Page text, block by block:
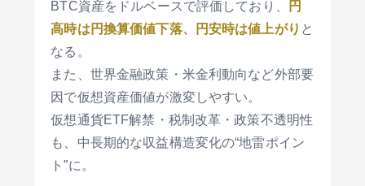
BTC資産をドルベースで評価しており、
円
高時は円換算価値下落、円安時は値上がり と
なる。
また、世界金融政策・米金利動向など外部要
因で仮想資産価値が激変しやすい。
仮想通貨ETF解禁・税制改革・政策不透明性
も、中長期的な収益構造変化の“地雷ポイン
ト”に。